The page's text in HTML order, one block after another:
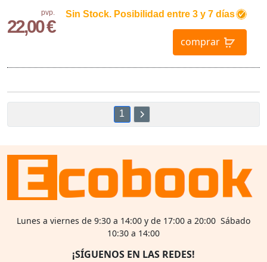
pvp.
22,00 €
Sin Stock. Posibilidad entre 3 y 7 días
comprar
1
Lunes a viernes de 9:30 a 14:00 y de 17:00 a 20:00 Sábado
10:30 a 14:00
¡SÍGUENOS EN LAS REDES!